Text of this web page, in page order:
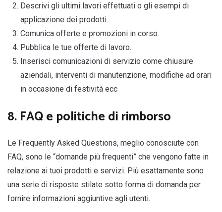
Descrivi gli ultimi lavori effettuati o gli esempi di
applicazione dei prodotti.
Comunica offerte e promozioni in corso.
Pubblica le tue offerte di lavoro.
Inserisci comunicazioni di servizio come chiusure
aziendali, interventi di manutenzione, modifiche ad orari
in occasione di festività ecc
8. FAQ e politiche di rimborso
Le Frequently Asked Questions, meglio conosciute con
FAQ, sono le “domande più frequenti” che vengono fatte in
relazione ai tuoi prodotti e servizi. Più esattamente sono
una serie di risposte stilate sotto forma di domanda per
fornire informazioni aggiuntive agli utenti.